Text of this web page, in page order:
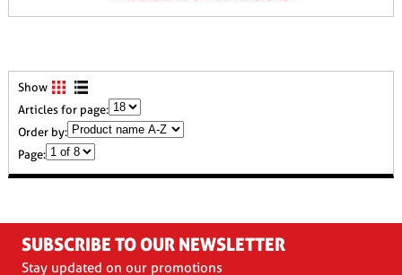
Show
Articles for page:
Order by:
Page:
SUBSCRIBE TO OUR NEWSLETTER
Stay updated on our promotions